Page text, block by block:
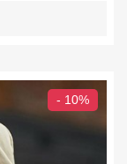
- 10%